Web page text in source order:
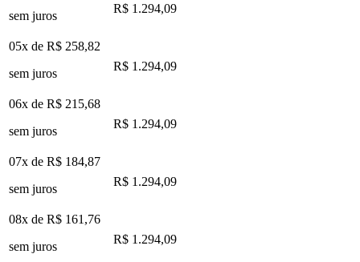
sem juros
R$ 1.294,09
05x de R$ 258,82
sem juros
R$ 1.294,09
06x de R$ 215,68
sem juros
R$ 1.294,09
07x de R$ 184,87
sem juros
R$ 1.294,09
08x de R$ 161,76
sem juros
R$ 1.294,09